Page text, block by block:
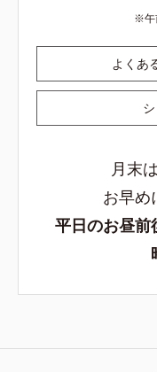
よくあ
月末
お早め
平日のお昼前